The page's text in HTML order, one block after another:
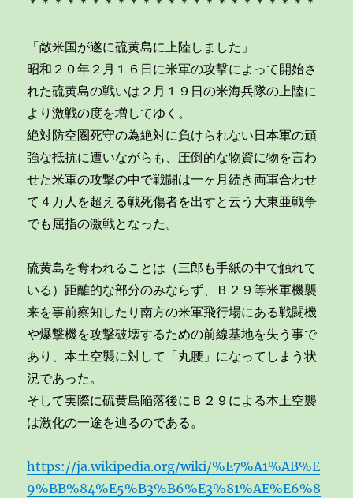
「敵米国が遂に硫黄島に上陸しました」
昭和２０年２月１６日に米軍の攻撃によって開始さ
れた硫黄島の戦いは２月１９日の米海兵隊の上陸に
より激戦の度を増してゆく。
絶対防空圏死守の為絶対に負けられない日本軍の頑
強な抵抗に遭いながらも、圧倒的な物資に物を言わ
せた米軍の攻撃の中で戦闘は一ヶ月続き両軍合わせ
て４万人を超える戦死傷者を出すと云う大東亜戦争
でも屈指の激戦となった。
硫黄島を奪われることは（三郎も手紙の中で触れて
いる）距離的な部分のみならず、Ｂ２９等米軍機襲
来を事前察知したり南方の米軍飛行場にある戦闘機
や爆撃機を攻撃破壊するための前線基地を失う事で
あり、本土空襲に対して「丸腰」になってしまう状
況であった。
そして実際に硫黄島陥落後にＢ２９による本土空襲
は激化の一途を辿るのである。
https://ja.wikipedia.org/wiki/%E7%A1%AB%E
9%BB%84%E5%B3%B6%E3%81%AE%E6%8